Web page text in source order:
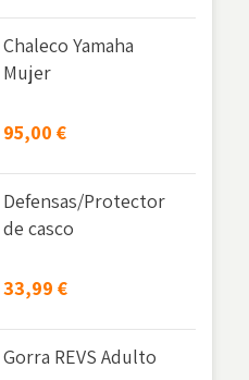
Chaleco Yamaha
Mujer
95,00€
Defensas/Protector
de casco
33,99€
Gorra REVS Adulto